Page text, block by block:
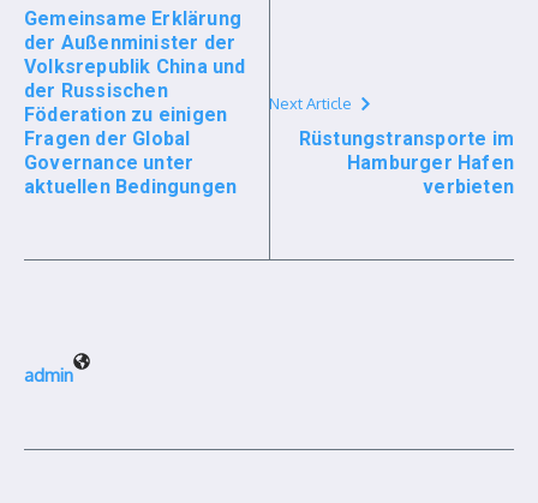
Gemeinsame Erklärung
der Außenminister der
Volksrepublik China und
der Russischen
Föderation zu einigen
Fragen der Global
Governance unter
aktuellen Bedingungen
Next Article
Rüstungstransporte im
Hamburger Hafen
verbieten
admin